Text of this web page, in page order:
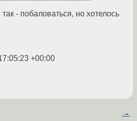
- побаловаться, но хотелось
+00:00
→